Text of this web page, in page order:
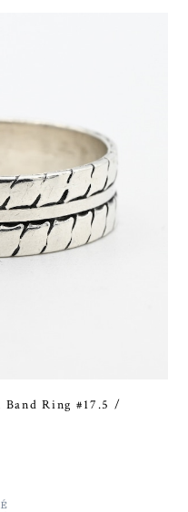
Ring #17.5 /